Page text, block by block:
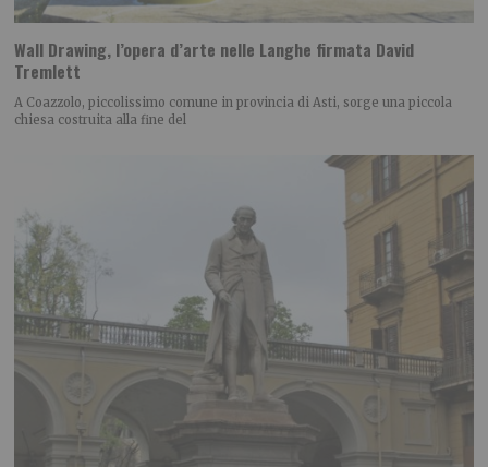
Wall Drawing, l’opera d’arte nelle Langhe firmata David
Tremlett
A Coazzolo, piccolissimo comune in provincia di Asti, sorge una piccola
chiesa costruita alla fine del